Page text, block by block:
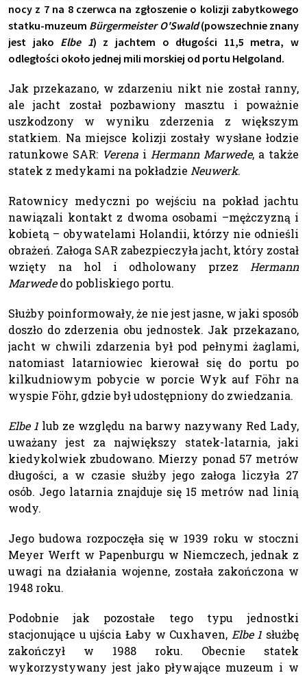
nocy z 7 na 8 czerwca na zgłoszenie o kolizji zabytkowego
statku-muzeum Bürgermeister O'Swald(powszechnie znany
jest jako Elbe 1) z jachtem o długości 11,5 metra, w
odległości około jednej mili morskiej od portu Helgoland.
Jak przekazano, w zdarzeniu nikt nie został ranny,
ale jacht został pozbawiony masztu i poważnie
uszkodzony w wyniku zderzenia z większym
statkiem. Na miejsce kolizji zostały wysłane łodzie
ratunkowe SAR: Verena i Hermann Marwede, a także
statek z medykami na pokładzie Neuwerk.
Ratownicy medyczni po wejściu na pokład jachtu
nawiązali kontakt z dwoma osobami –mężczyzną i
kobietą – obywatelami Holandii, którzy nie odnieśli
obrażeń. Załoga SAR zabezpieczyła jacht, który został
wzięty na hol i odholowany przez Hermann
Marwededo pobliskiego portu.
Służby poinformowały, że nie jest jasne, w jaki sposób
doszło do zderzenia obu jednostek. Jak przekazano,
jacht w chwili zdarzenia był pod pełnymi żaglami,
natomiast latarniowiec kierował się do portu po
kilkudniowym pobycie w porcie Wyk auf Föhr na
wyspie Föhr, gdzie był udostępniony do zwiedzania.
Elbe 1 lub ze względu na barwy nazywany Red Lady,
uważany jest za największy statek-latarnia, jaki
kiedykolwiek zbudowano. Mierzy ponad 57 metrów
długości, a w czasie służby jego załoga liczyła 27
osób. Jego latarnia znajduje się 15 metrów nad linią
wody.
Jego budowa rozpoczęła się w 1939 roku w stoczni
Meyer Werft w Papenburgu w Niemczech, jednak z
uwagi na działania wojenne, została zakończona w
1948 roku.
Podobnie jak pozostałe tego typu jednostki
stacjonujące u ujścia Łaby w Cuxhaven, Elbe 1 służbę
zakończył w 1988 roku. Obecnie statek
wykorzystywany jest jako pływające muzeum i w